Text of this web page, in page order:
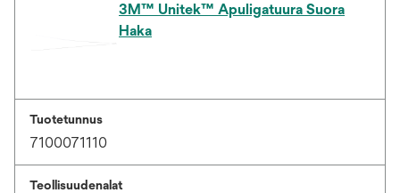
3M™ Unitek™ Apuligatuura Suora
Haka
Tuotetunnus
7100071110
Teollisuudenalat